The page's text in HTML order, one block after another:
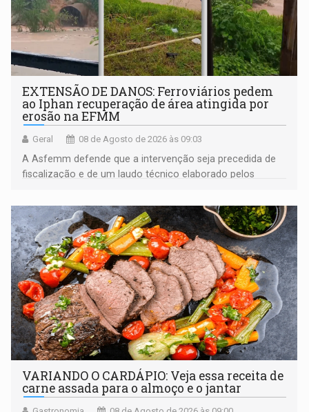
EXTENSÃO DE DANOS: Ferroviários pedem
ao Iphan recuperação de área atingida por
erosão na EFMM
Geral 08 de Agosto de 2026 às 09:03
A Asfemm defende que a intervenção seja precedida de
fiscalização e de um laudo técnico elaborado pelos
VARIANDO O CARDÁPIO: Veja essa receita de
carne assada para o almoço e o jantar